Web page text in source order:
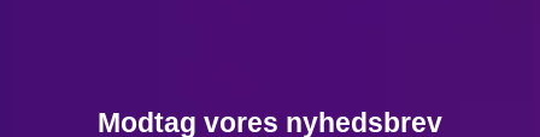
Modtag vores nyhedsbrev